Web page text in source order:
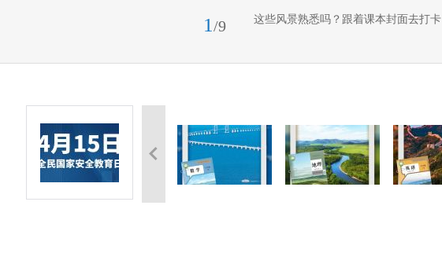
1 /9 这些风景熟悉吗？跟着课本封面去打卡